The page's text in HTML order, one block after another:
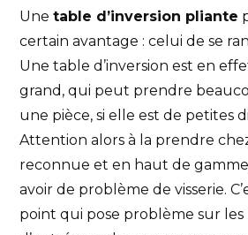
Unetable d’inversion pliante
certain avantage : celui de se
Une table d’inversion est en
grand, qui peut prendre
une pièce, si elle est de petites
Attention alors à la prendre
reconnue et en haut de
avoir de problème de visserie.
point qui pose problème sur